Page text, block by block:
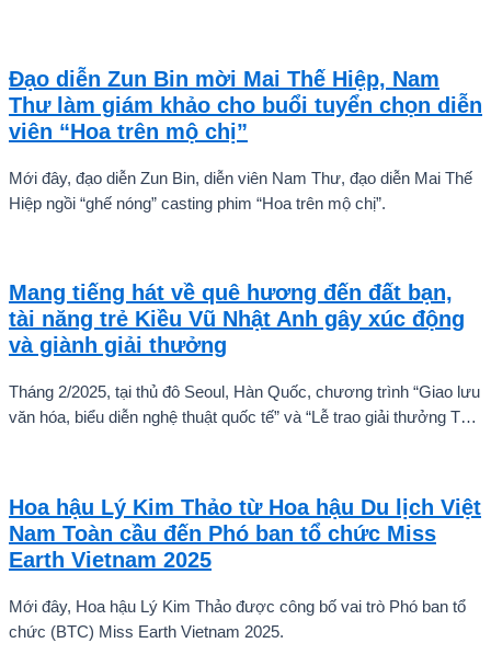
Đạo diễn Zun Bin mời Mai Thế Hiệp, Nam
Thư làm giám khảo cho buổi tuyển chọn diễn
viên “Hoa trên mộ chị”
Mới đây, đạo diễn Zun Bin, diễn viên Nam Thư, đạo diễn Mai Thế
Hiệp ngồi “ghế nóng” casting phim “Hoa trên mộ chị”.
Mang tiếng hát về quê hương đến đất bạn,
tài năng trẻ Kiều Vũ Nhật Anh gây xúc động
và giành giải thưởng
Tháng 2/2025, tại thủ đô Seoul, Hàn Quốc, chương trình “Giao lưu
văn hóa, biểu diễn nghệ thuật quốc tế” và “Lễ trao giải thưởng Tài
ấn tượng mạnh với giọng hát trữ tình sâu lắng, mang đậm hơi thở
quê hương.
Hoa hậu Lý Kim Thảo từ Hoa hậu Du lịch Việt
Nam Toàn cầu đến Phó ban tổ chức Miss
Earth Vietnam 2025
Mới đây, Hoa hậu Lý Kim Thảo được công bố vai trò Phó ban tổ
chức (BTC) Miss Earth Vietnam 2025.